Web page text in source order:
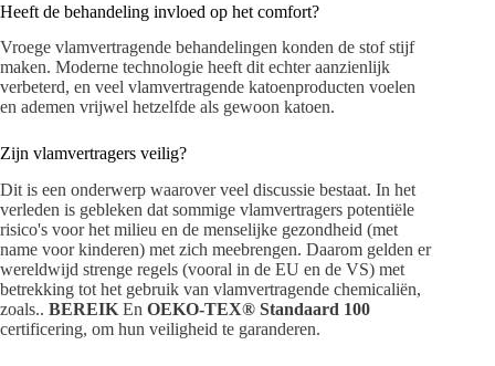
Heeft de behandeling invloed op het comfort?
Vroege vlamvertragende behandelingen konden de stof stijf
maken. Moderne technologie heeft dit echter aanzienlijk
verbeterd, en veel vlamvertragende katoenproducten voelen
en ademen vrijwel hetzelfde als gewoon katoen.
Zijn vlamvertragers veilig?
Dit is een onderwerp waarover veel discussie bestaat. In het
verleden is gebleken dat sommige vlamvertragers potentiële
risico's voor het milieu en de menselijke gezondheid (met
name voor kinderen) met zich meebrengen. Daarom gelden er
wereldwijd strenge regels (vooral in de EU en de VS) met
betrekking tot het gebruik van vlamvertragende chemicaliën,
zoals.. BEREIK En OEKO-TEX® Standaard 100
certificering, om hun veiligheid te garanderen.